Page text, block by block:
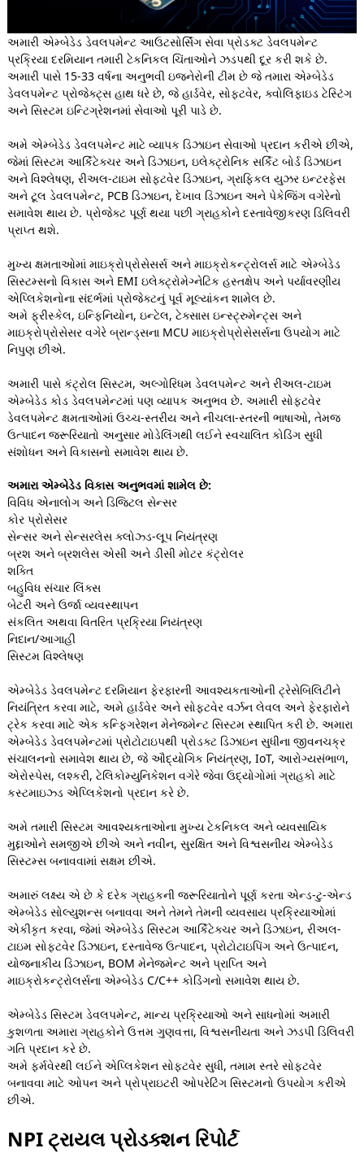
અમારી એમ્બેડેડ ડેવલપમેન્ટ આઉટસોર્સિંગ સેવા પ્રોડક્ટ ડેવલપમેન્ટ
પ્રક્રિયા દરમિયાન તમારી ટેકનિકલ ચિંતાઓને ઝડપથી દૂર કરી શકે છે.
અમારી પાસે 15-33 વર્ષના અનુભવી ઇજનેરોની ટીમ છે જે તમારા એમ્બેડેડ
ડેવલપમેન્ટ પ્રોજેક્ટ્સ હાથ ધરે છે, જે હાર્ડવેર, સોફ્ટવેર, ક્વોલિફાઇડ ટેસ્ટિંગ
અને સિસ્ટમ ઇન્ટિગ્રેશનમાં સેવાઓ પૂરી પાડે છે.
અમે એમ્બેડેડ ડેવલપમેન્ટ માટે વ્યાપક ડિઝાઇન સેવાઓ પ્રદાન કરીએ છીએ,
જેમાં સિસ્ટમ આર્કિટેક્ચર અને ડિઝાઇન, ઇલેક્ટ્રોનિક સર્કિટ બોર્ડ ડિઝાઇન
અને વિશ્લેષણ, રીઅલ-ટાઇમ સોફ્ટવેર ડિઝાઇન, ગ્રાફિકલ યુઝર ઇન્ટરફેસ
અને ટૂલ ડેવલપમેન્ટ, PCB ડિઝાઇન, દેખાવ ડિઝાઇન અને પેકેજિંગ વગેરેનો
સમાવેશ થાય છે. પ્રોજેક્ટ પૂર્ણ થયા પછી ગ્રાહકોને દસ્તાવેજીકરણ ડિલિવરી
પ્રાપ્ત થશે.
મુખ્ય ક્ષમતાઓમાં માઇક્રોપ્રોસેસર્સ અને માઇક્રોકન્ટ્રોલર્સ માટે એમ્બેડેડ
સિસ્ટમ્સનો વિકાસ અને EMI ઇલેક્ટ્રોમેગ્નેટિક હસ્તક્ષેપ અને પર્યાવરણીય
એપ્લિકેશનોના સંદર્ભમાં પ્રોજેક્ટનું પૂર્વ મૂલ્યાંકન શામેલ છે.
અમે ફ્રીસ્કેલ, ઇન્ફિનિયોન, ઇન્ટેલ, ટેક્સાસ ઇન્સ્ટ્રુમેન્ટ્સ અને
માઇક્રોપ્રોસેસર વગેરે બ્રાન્ડ્સના MCU માઇક્રોપ્રોસેસર્સના ઉપયોગ માટે
નિપુણ છીએ.
અમારી પાસે કંટ્રોલ સિસ્ટમ, અલ્ગોરિધમ ડેવલપમેન્ટ અને રીઅલ-ટાઇમ
એમ્બેડેડ કોડ ડેવલપમેન્ટમાં પણ વ્યાપક અનુભવ છે. અમારી સોફ્ટવેર
ડેવલપમેન્ટ ક્ષમતાઓમાં ઉચ્ચ-સ્તરીય અને નીચલા-સ્તરની ભાષાઓ, તેમજ
ઉત્પાદન જરૂરિયાતો અનુસાર મોડેલિંગથી લઈને સ્વચાલિત કોડિંગ સુધી
સંશોધન અને વિકાસનો સમાવેશ થાય છે.
અમારા એમ્બેડેડ વિકાસ અનુભવમાં શામેલ છે:
વિવિધ એનાલોગ અને ડિજિટલ સેન્સર
કોર પ્રોસેસર
સેન્સર અને સેન્સરલેસ ક્લોઝ્ડ-લૂપ નિયંત્રણ
બ્રશ અને બ્રશલેસ એસી અને ડીસી મોટર કંટ્રોલર
શક્તિ
બહુવિધ સંચાર લિંક્સ
બેટરી અને ઉર્જા વ્યવસ્થાપન
સંકલિત અથવા વિતરિત પ્રક્રિયા નિયંત્રણ
નિદાન/આગાહી
સિસ્ટમ વિશ્લેષણ
એમ્બેડેડ ડેવલપમેન્ટ દરમિયાન ફેરફારની આવશ્યકતાઓની ટ્રેસેબિલિટીને
નિયંત્રિત કરવા માટે, અમે હાર્ડવેર અને સોફ્ટવેર વર્ઝન લેવલ અને ફેરફારોને
ટ્રેક કરવા માટે એક કન્ફિગરેશન મેનેજમેન્ટ સિસ્ટમ સ્થાપિત કરી છે. અમારા
એમ્બેડેડ ડેવલપમેન્ટમાં પ્રોટોટાઇપથી પ્રોડક્ટ ડિઝાઇન સુધીના જીવનચક્ર
સંચાલનનો સમાવેશ થાય છે, જે ઔદ્યોગિક નિયંત્રણ, IoT, આરોગ્યસંભાળ,
એરોસ્પેસ, લશ્કરી, ટેલિકોમ્યુનિકેશન વગેરે જેવા ઉદ્યોગોમાં ગ્રાહકો માટે
કસ્ટમાઇઝ્ડ એપ્લિકેશનો પ્રદાન કરે છે.
અમે તમારી સિસ્ટમ આવશ્યકતાઓના મુખ્ય ટેકનિકલ અને વ્યવસાયિક
મુદ્દાઓને સમજીએ છીએ અને નવીન, સુરક્ષિત અને વિશ્વસનીય એમ્બેડેડ
સિસ્ટમ્સ બનાવવામાં સક્ષમ છીએ.
અમારું લક્ષ્ય એ છે કે દરેક ગ્રાહકની જરૂરિયાતોને પૂર્ણ કરતા એન્ડ-ટુ-એન્ડ
એમ્બેડેડ સોલ્યુશન્સ બનાવવા અને તેમને તેમની વ્યવસાય પ્રક્રિયાઓમાં
એકીકૃત કરવા, જેમાં એમ્બેડેડ સિસ્ટમ આર્કિટેક્ચર અને ડિઝાઇન, રીઅલ-
ટાઇમ સોફ્ટવેર ડિઝાઇન, દસ્તાવેજ ઉત્પાદન, પ્રોટોટાઇપિંગ અને ઉત્પાદન,
યોજનાકીય ડિઝાઇન, BOM મેનેજમેન્ટ અને પ્રાપ્તિ અને
માઇક્રોકન્ટ્રોલર્સના એમ્બેડેડ C/C++ કોડિંગનો સમાવેશ થાય છે.
એમ્બેડેડ સિસ્ટમ ડેવલપમેન્ટ, માન્ય પ્રક્રિયાઓ અને સાધનોમાં અમારી
કુશળતા અમારા ગ્રાહકોને ઉત્તમ ગુણવત્તા, વિશ્વસનીયતા અને ઝડપી ડિલિવરી
ગતિ પ્રદાન કરે છે.
અમે ફર્મવેરથી લઈને એપ્લિકેશન સોફ્ટવેર સુધી, તમામ સ્તરે સોફ્ટવેર
બનાવવા માટે ઓપન અને પ્રોપ્રાઇટરી ઓપરેટિંગ સિસ્ટમનો ઉપયોગ કરીએ
છીએ.
NPI ટ્રાયલ પ્રોડક્શન રિપોર્ટ